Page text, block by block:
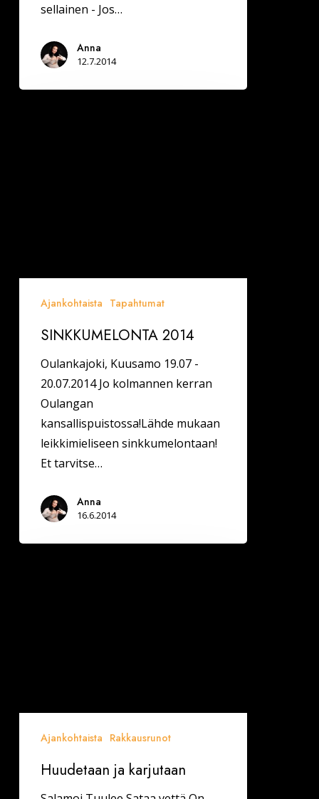
sellainen - Jos…
Anna
12.7.2014
Ajankohtaista Tapahtumat
SINKKUMELONTA 2014
Oulankajoki, Kuusamo 19.07 -
20.07.2014 Jo kolmannen kerran
Oulangan
kansallispuistossa!Lähde mukaan
leikkimieliseen sinkkumelontaan!
Et tarvitse…
Anna
16.6.2014
Ajankohtaista Rakkausrunot
Huudetaan ja karjutaan